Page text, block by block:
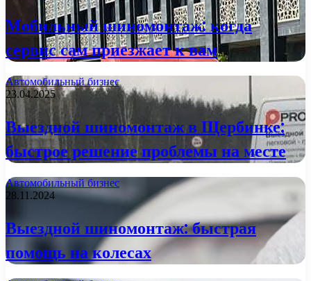
Мобильный шиномонтаж: когда
сервис сам приезжает к вам
Автомобильный бизнес
23.04.2025
Выездной шиномонтаж в Щербинке:
быстрое решение проблемы на месте
Автомобильный бизнес
28.11.2024
Выездной шиномонтаж: быстрая
помощь на колесах